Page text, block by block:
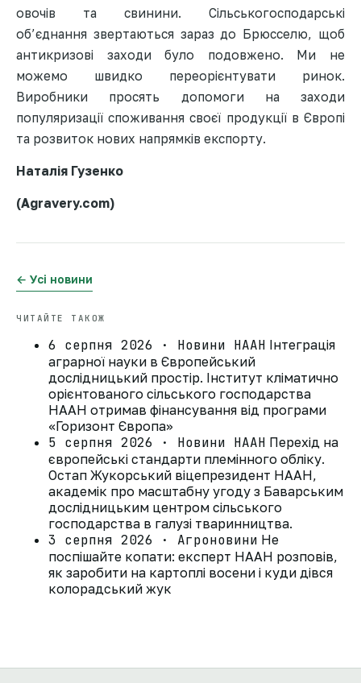
овочів та свинини. Сільськогосподарські
об’єднання звертаються зараз до Брюсселю, щоб
антикризові заходи було подовжено. Ми не
можемо швидко переорієнтувати ринок.
Виробники просять допомоги на заходи
популяризації споживання своєї продукції в Європі
та розвиток нових напрямків експорту.
Наталія Гузенко
(Аgravery.com)
← Усі новини
ЧИТАЙТЕ ТАКОЖ
6 серпня 2026 · Новини НААН Інтеграція
аграрної науки в Європейський
дослідницький простір. Інститут кліматично
орієнтованого сільського господарства
НААН отримав фінансування від програми
«Горизонт Європа»
5 серпня 2026 · Новини НААН Перехід на
європейські стандарти племінного обліку.
Остап Жукорський віцепрезидент НААН,
академік про масштабну угоду з Баварським
дослідницьким центром сільського
господарства в галузі тваринництва.
3 серпня 2026 · Агроновини Не
поспішайте копати: експерт НААН розповів,
як заробити на картоплі восени і куди дівся
колорадський жук